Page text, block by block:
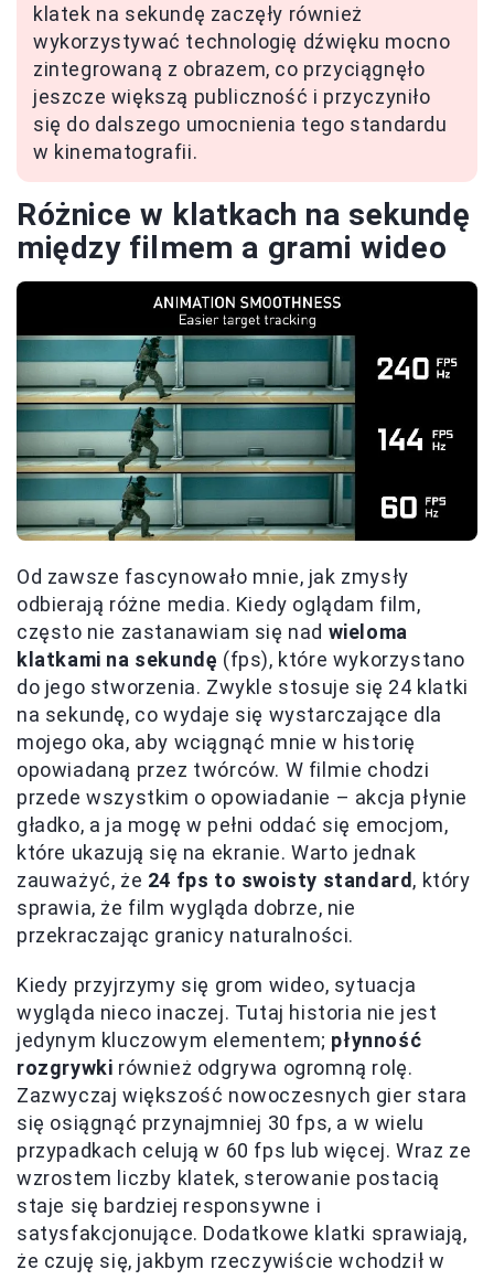
klatek na sekundę zaczęły również
wykorzystywać technologię dźwięku mocno
zintegrowaną z obrazem, co przyciągnęło
jeszcze większą publiczność i przyczyniło
się do dalszego umocnienia tego standardu
w kinematografii.
Różnice w klatkach na sekundę
między filmem a grami wideo
Od zawsze fascynowało mnie, jak zmysły
odbierają różne media. Kiedy oglądam film,
często nie zastanawiam się nad wieloma
klatkami na sekundę (fps), które wykorzystano
do jego stworzenia. Zwykle stosuje się 24 klatki
na sekundę, co wydaje się wystarczające dla
mojego oka, aby wciągnąć mnie w historię
opowiadaną przez twórców. W filmie chodzi
przede wszystkim o opowiadanie – akcja płynie
gładko, a ja mogę w pełni oddać się emocjom,
które ukazują się na ekranie. Warto jednak
zauważyć, że 24 fps to swoisty standard, który
sprawia, że film wygląda dobrze, nie
przekraczając granicy naturalności.
Kiedy przyjrzymy się grom wideo, sytuacja
wygląda nieco inaczej. Tutaj historia nie jest
jedynym kluczowym elementem; płynność
rozgrywki również odgrywa ogromną rolę.
Zazwyczaj większość nowoczesnych gier stara
się osiągnąć przynajmniej 30 fps, a w wielu
przypadkach celują w 60 fps lub więcej. Wraz ze
wzrostem liczby klatek, sterowanie postacią
staje się bardziej responsywne i
satysfakcjonujące. Dodatkowe klatki sprawiają,
że czuję się, jakbym rzeczywiście wchodził w